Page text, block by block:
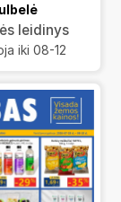
leidinys
iki 08-12